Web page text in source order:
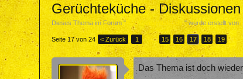
Gerüchteküche -
Dieses Thema im Forum "BVB Gerüchteküche" wurde erstellt von
Seite 17 von 24 < Zurück 1 ← 15 16 17 18 19 →
Das Thema ist doch